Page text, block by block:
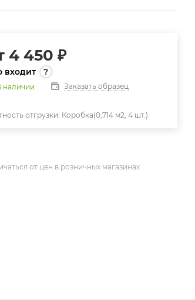
4 450 ₽
входит
наличии Заказать образец
отгрузки: Коробка(0,714 м2, 4 шт.)
от цен в розничных магазинах